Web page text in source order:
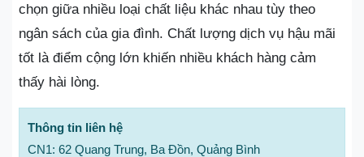
chọn giữa nhiều loại chất liệu khác nhau tùy theo
ngân sách của gia đình. Chất lượng dịch vụ hậu mãi
tốt là điểm cộng lớn khiến nhiều khách hàng cảm
thấy hài lòng.
Thông tin liên hệ
CN1: 62 Quang Trung, Ba Đồn, Quảng Bình